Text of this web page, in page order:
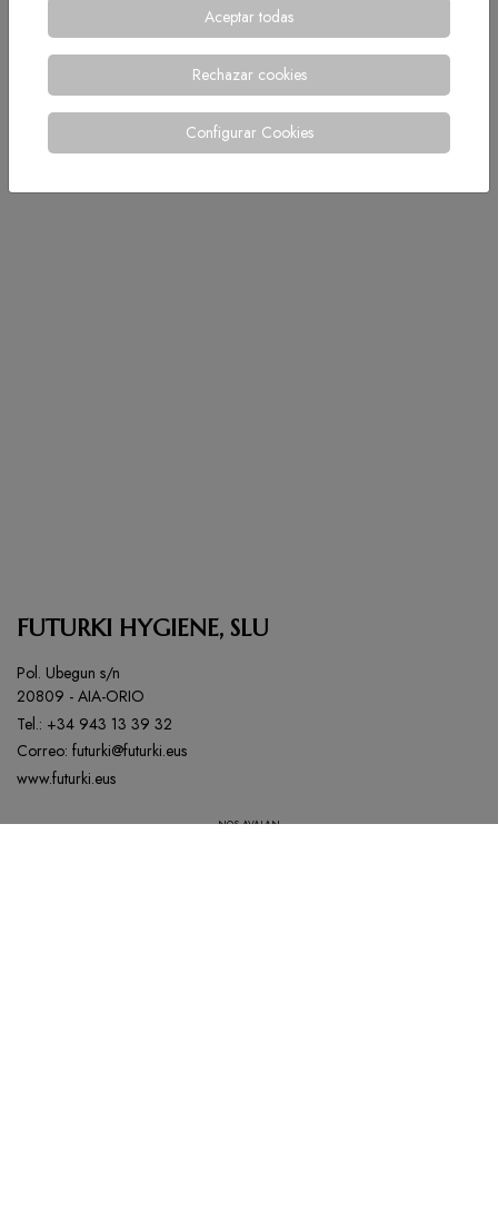
Disponible en envase de 5 litros y de 20 litros.
Desincrustantes y Desengrasantes ácidos
FUTURKI HYGIENE, SLU
Pol. Ubegun s/n
20809 - AIA-ORIO
Tel.: +34 943 13 39 32
Correo: futurki@futurki.eus
www.futurki.eus
NOS AVALAN
Aceptar todas
Rechazar cookies
Configurar Cookies